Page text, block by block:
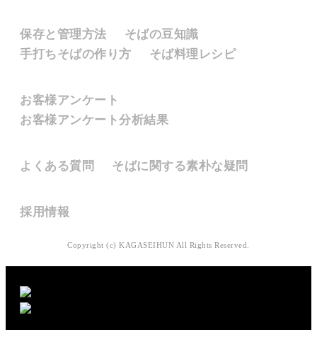
保存と管理方法
そばの豆知識
手打ちそばの作り方
そば料理レシピ
お客様アンケート
お客様アンケート分析結果
よくある質問
そばに関する素朴な疑問
採用情報
Copyright (c) KAGASEIHUN All Rights Reserved.